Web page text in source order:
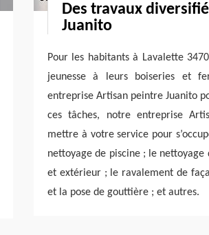
Des travaux
Juanito
Pour les habitants à Lavalette
jeunesse à leurs boiseries et
entreprise Artisan peintre Juanito
ces tâches, notre entreprise
mettre à votre service pour
nettoyage de piscine ; le
et extérieur ; le ravalement de
et la pose de gouttière ; et autres.